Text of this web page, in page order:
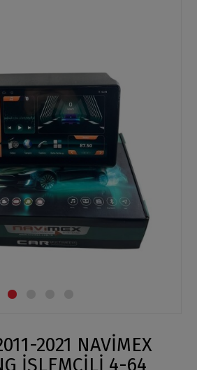
2021 NAVİMEX
İŞLEMCİLİ 4-64